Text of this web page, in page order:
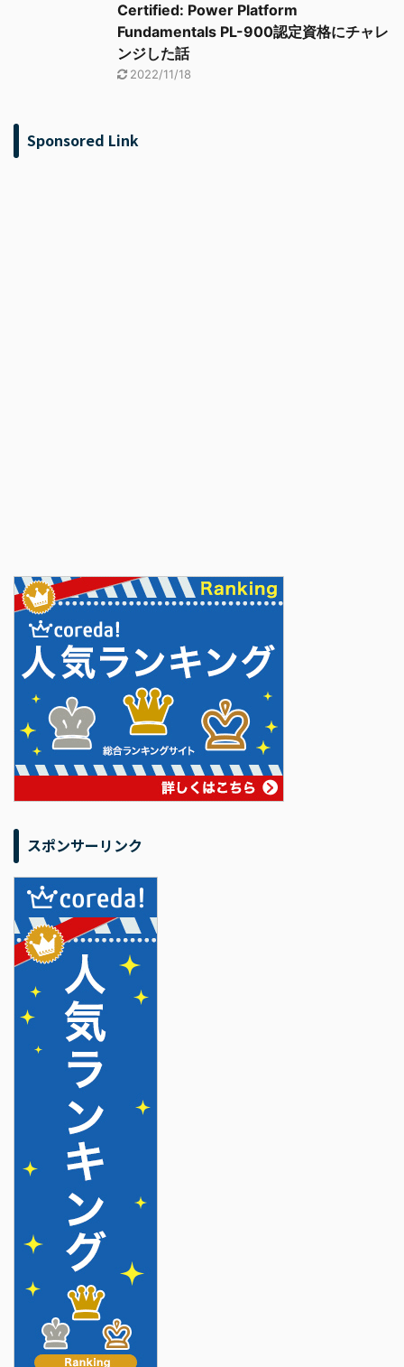
Certified: Power Platform
Fundamentals PL-900認定資格にチャレ
ンジした話
2022/11/18
Sponsored Link
スポンサーリンク